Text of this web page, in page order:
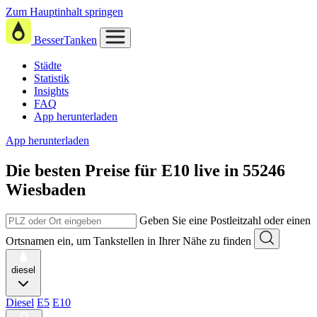
Zum Hauptinhalt springen
BesserTanken
Städte
Statistik
Insights
FAQ
App herunterladen
App herunterladen
Die besten Preise für E10 live in 55246
Wiesbaden
Geben Sie eine Postleitzahl oder einen
Ortsnamen ein, um Tankstellen in Ihrer Nähe zu finden
diesel
Diesel E5 E10